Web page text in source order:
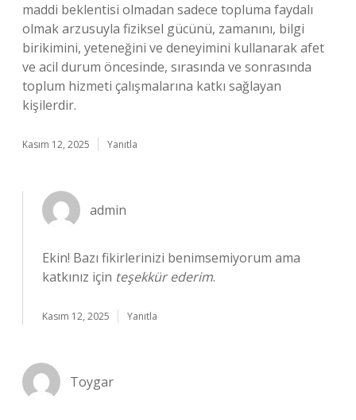
maddi beklentisi olmadan sadece topluma faydalı
olmak arzusuyla fiziksel gücünü, zamanını, bilgi
birikimini, yeteneğini ve deneyimini kullanarak afet
ve acil durum öncesinde, sırasında ve sonrasında
toplum hizmeti çalışmalarına katkı sağlayan
kişilerdir.
Kasım 12, 2025 Yanıtla
admin
Ekin! Bazı fikirlerinizi benimsemiyorum ama
katkınız için teşekkür ederim.
Kasım 12, 2025 Yanıtla
Toygar